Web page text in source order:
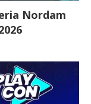
Nordam